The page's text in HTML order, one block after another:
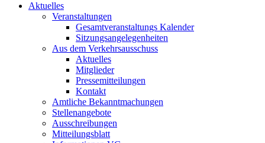
Aktuelles
Veranstaltungen
Gesamtveranstaltungs Kalender
Sitzungsangelegenheiten
Aus dem Verkehrsausschuss
Aktuelles
Mitglieder
Pressemitteilungen
Kontakt
Amtliche Bekanntmachungen
Stellenangebote
Ausschreibungen
Mitteilungsblatt